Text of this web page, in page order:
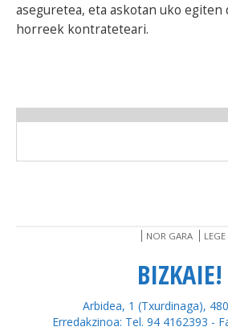
aseguretea, eta askotan uko egiten
horreek kontrateteari.
NOR GARA
BIZKAIE!
Arbidea, 1 (Txurdinaga),
Erredakzinoa: Tel. 94 4162393 -